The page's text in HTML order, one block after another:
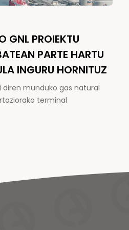
GNL PROIEKTU
PARTE HARTU
INGURU HORNITUZ
diren munduko gas natural
terminal